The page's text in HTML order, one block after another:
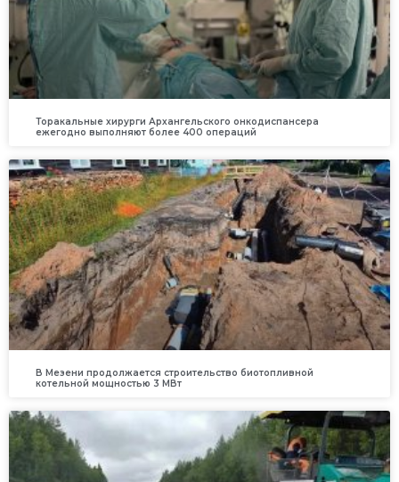
Торакальные хирурги Архангельского онкодиспансера
ежегодно выполняют более 400 операций
В Мезени продолжается строительство биотопливной
котельной мощностью 3 МВт